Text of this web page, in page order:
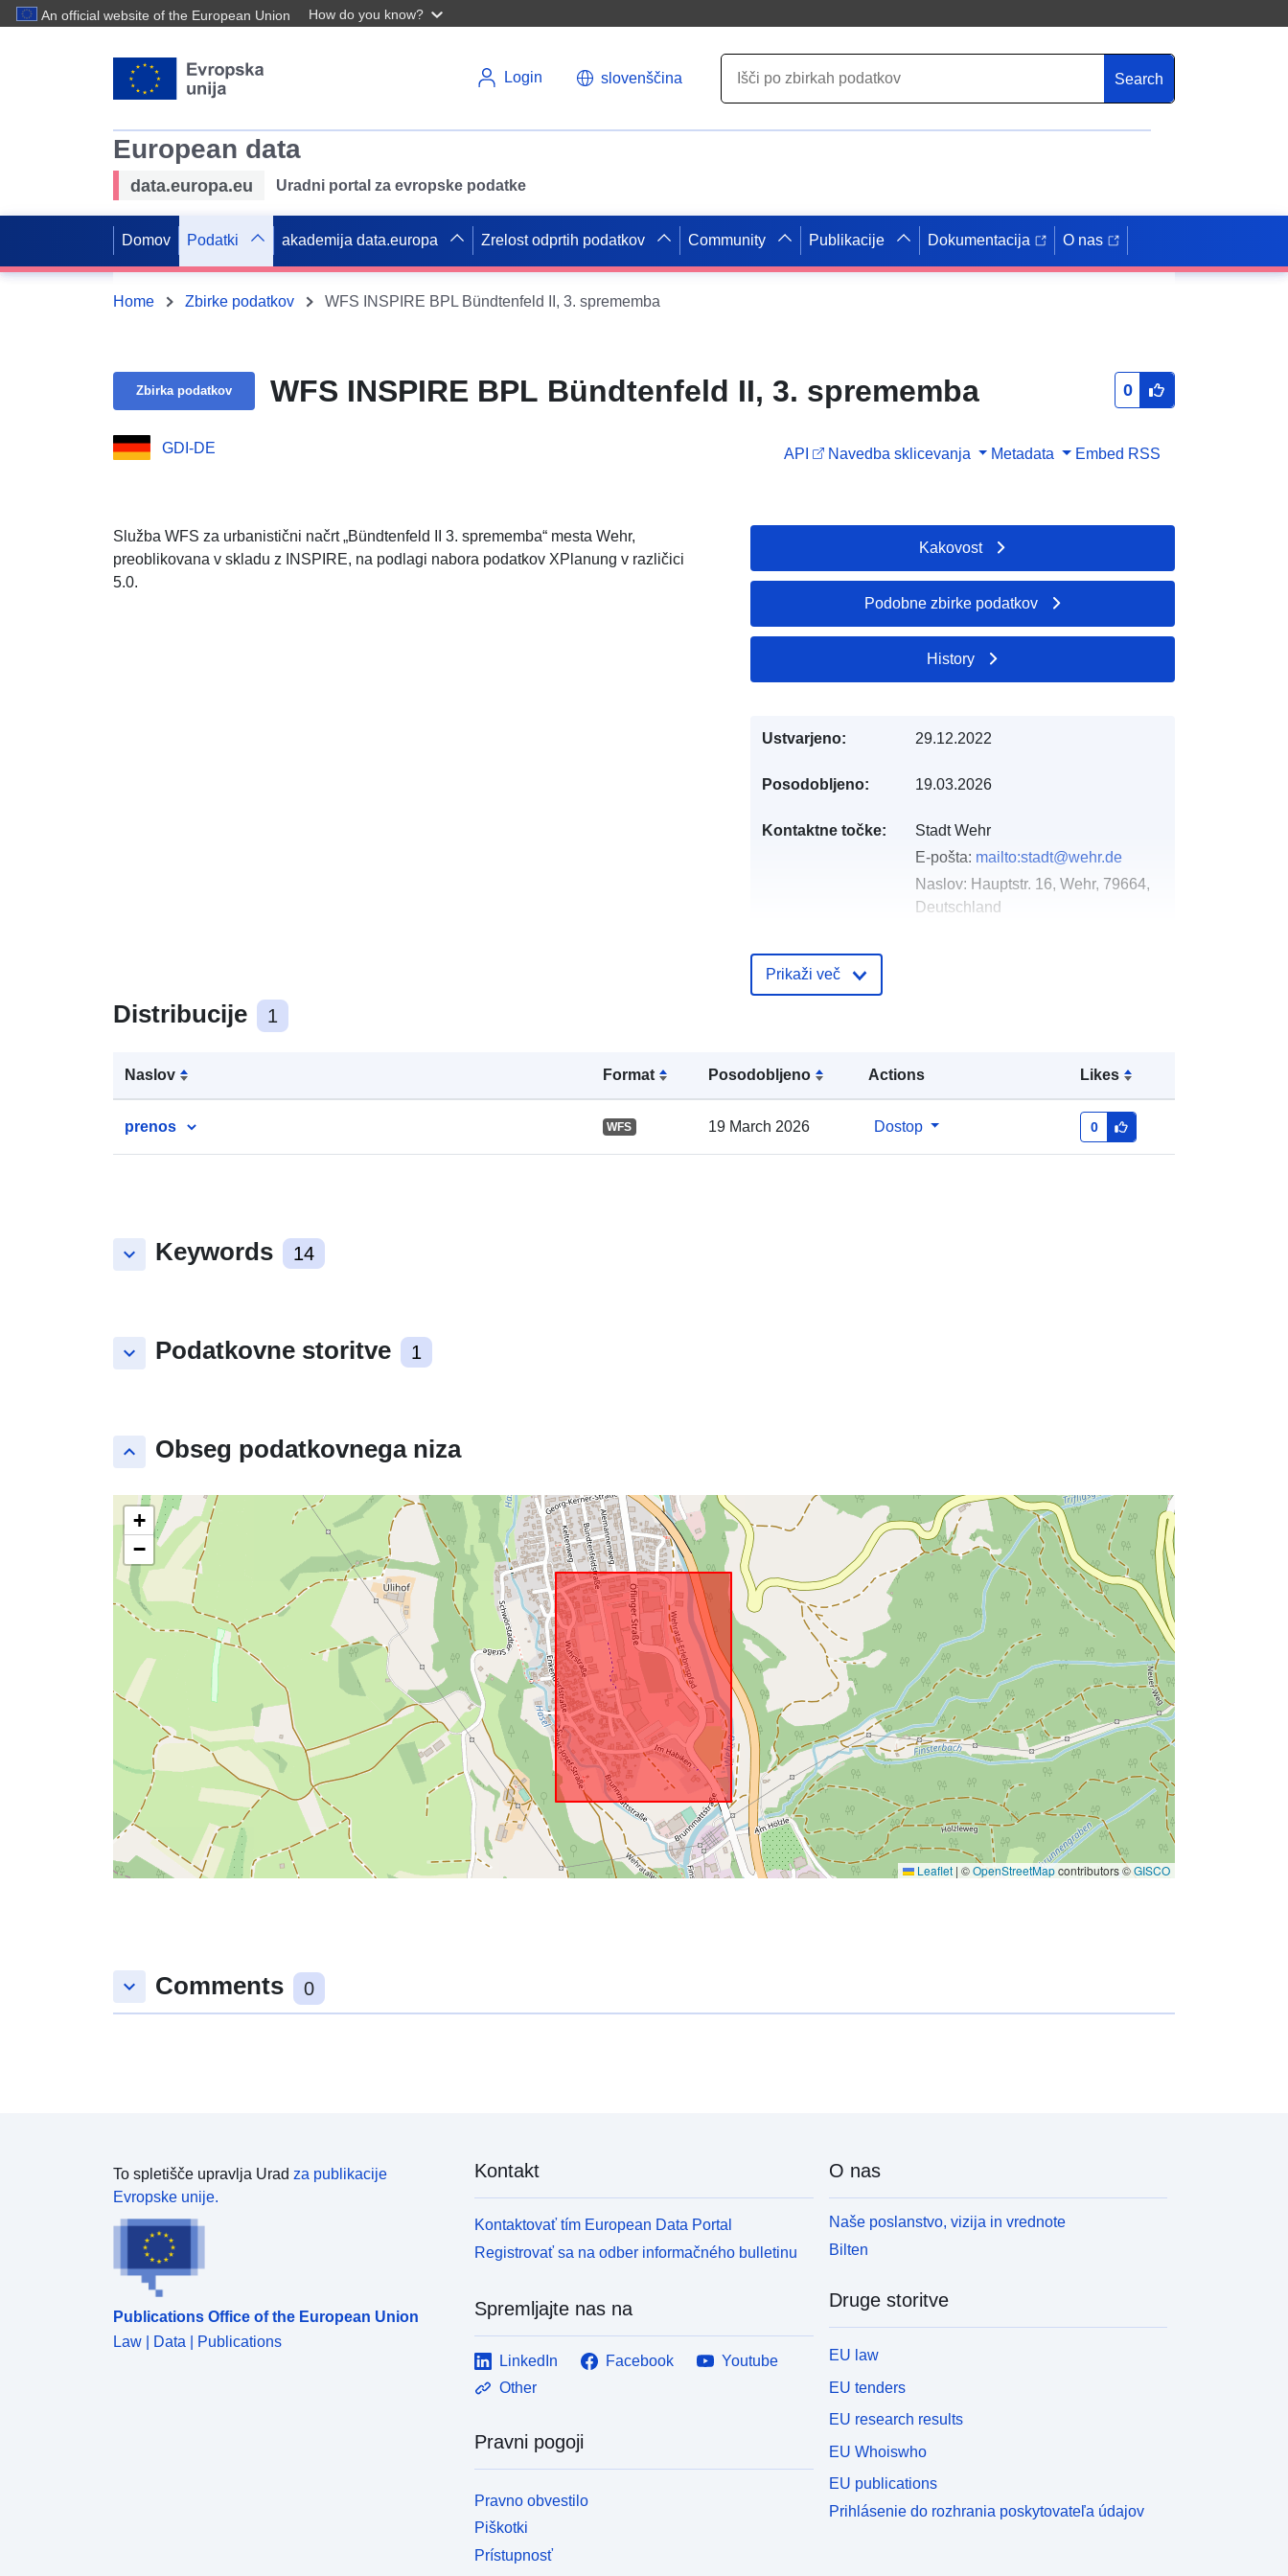
An official website of the European Union How do you know?
Login slovenščina Search
European data
data.europa.eu Uradni portal za evropske podatke
Domov Podatki akademija data.europa Zrelost odprtih podatkov Community Publikacije Dokumentacija O nas
Home Zbirke podatkov WFS INSPIRE BPL Bündtenfeld II, 3. sprememba
Zbirka podatkov WFS INSPIRE BPL Bündtenfeld II, 3. sprememba 0
GDI-DE API Navedba sklicevanja Metadata Embed RSS
Služba WFS za urbanistični načrt „Bündtenfeld II 3. sprememba“ mesta Wehr,
preoblikovana v skladu z INSPIRE, na podlagi nabora podatkov XPlanung v različici
5.0.
Distribucije 1
Naslov Format Posodobljeno Actions Likes
prenos WFS 19 March 2026 Dostop 0
keyboard_arrow_down Keywords 14
keyboard_arrow_down Podatkovne storitve 1
keyboard_arrow_up Obseg podatkovnega niza
+
−
Leaflet | ©OpenStreetMapcontributors ©GISCO
Kakovost
Podobne zbirke podatkov
History
Ustvarjeno: 29.12.2022
Posodobljeno: 19.03.2026
Kontaktne točke:
Stadt Wehr
E-pošta: mailto:stadt@wehr.de
Naslov: Hauptstr. 16, Wehr, 79664,
Deutschland
Katalogski zapis:
47.6212469 ], [ 7.9095653,
47.6212469 ], [ 7.9095653,
Prikaži več
keyboard_arrow_down Comments 0
To spletišče upravlja Urad za publikacije
Evropske unije.
Publications Office of the European Union
Law | Data | Publications
Kontakt
Kontaktovať tím European Data Portal
Registrovať sa na odber informačného bulletinu
Spremljajte nas na
LinkedIn Facebook
Youtube
Other
Pravni pogoji
Pravno obvestilo
Piškotki
Prístupnosť
O nas
Naše poslanstvo, vizija in vrednote
Bilten
Druge storitve
EU law
EU tenders
EU research results
EU Whoiswho
EU publications
Prihlásenie do rozhrania poskytovateľa údajov